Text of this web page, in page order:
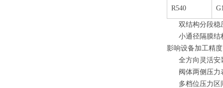
R540
双结构分段稳
小通径隔膜结
影响设备加工精
全方向灵活安
阀体两侧压力
多档位压力区